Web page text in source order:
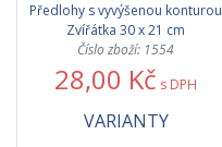
Předlohy s vyvýšenou konturou
Zvířátka 30 x 21 cm
Číslo zboží: 1554
28,00 Kč s DPH
VARIANTY